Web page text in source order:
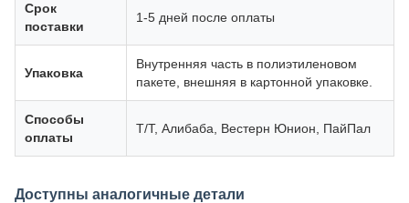
Срок
поставки
1-5 дней после оплаты
Упаковка
Внутренняя часть в полиэтиленовом
пакете, внешняя в картонной упаковке.
Способы
оплаты
Т/Т, Алибаба, Вестерн Юнион, ПайПал
Доступны аналогичные детали